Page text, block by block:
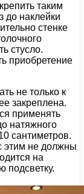
таким
до наклейки
стенке
стусло.
приобретение
не только к
закреплена.
применять
натяжного
сантиметров.
этим не должны
на
подсветку.